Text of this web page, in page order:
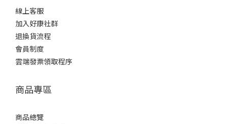
線上客服
加入好康社群
退換貨流程
會員制度
雲端發票領取程序
商品專區
商品總覽